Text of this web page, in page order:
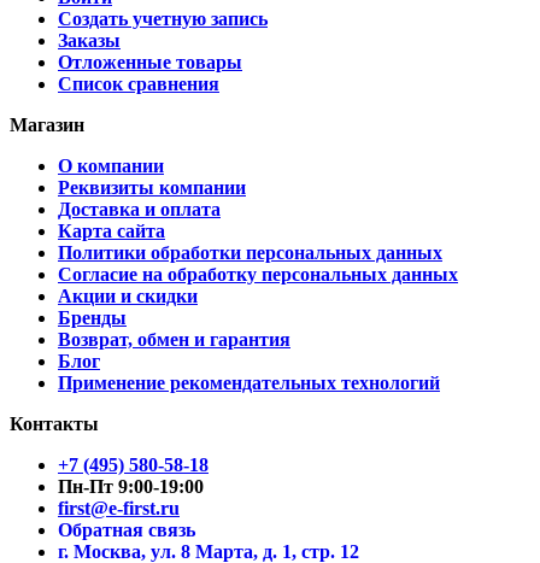
Создать учетную запись
Заказы
Отложенные товары
Список сравнения
Магазин
О компании
Реквизиты компании
Доставка и оплата
Карта сайта
Политики обработки персональных данных
Согласие на обработку персональных данных
Акции и скидки
Бренды
Возврат, обмен и гарантия
Блог
Применение рекомендательных технологий
Контакты
+7 (495) 580-58-18
Пн-Пт 9:00-19:00
first@e-first.ru
Обратная связь
г. Москва, ул. 8 Марта, д. 1, стр. 12